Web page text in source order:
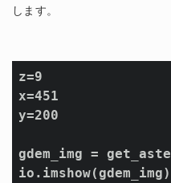
します。
z=9
x=451
y=200
gdem_img =